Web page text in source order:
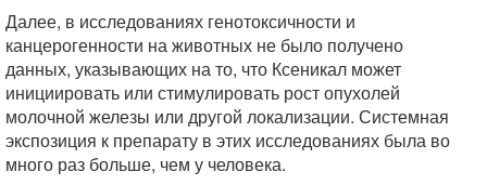
Далее, в исследованиях генотоксичности и
канцерогенности на животных не было получено
данных, указывающих на то, что Ксеникал может
инициировать или стимулировать рост опухолей
молочной железы или другой локализации. Системная
экспозиция к препарату в этих исследованиях была во
много раз больше, чем у человека.